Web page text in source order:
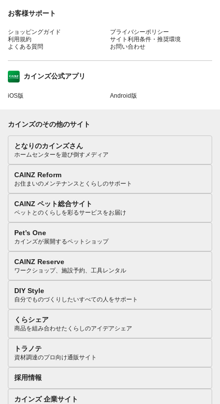
お客様サポート
ショッピングガイド
利用規約
よくある質問
プライバシーポリシー
サイト利用条件・推奨環境
お問い合わせ
カインズ公式アプリ
iOS版 Android版
カインズのその他のサイト
となりのカインズさん
ホームセンターを遊び倒すメディア
CAINZ Reform
お住まいのメンテナンスとくらしのサポート
CAINZ ペット総合サイト
ペットとのくらしを彩るサービスをお届け
Pet’s One
カインズが展開するペットショップ
CAINZ Reserve
ワークショップ、施設予約、工具レンタル
DIY Style
自分でものづくりしたいすべての人をサポート
くらシェア
商品を組み合わせたくらしのアイデアシェア
トラノテ
資材調達のプロ向け通販サイト
採用情報
カインズ 企業サイト